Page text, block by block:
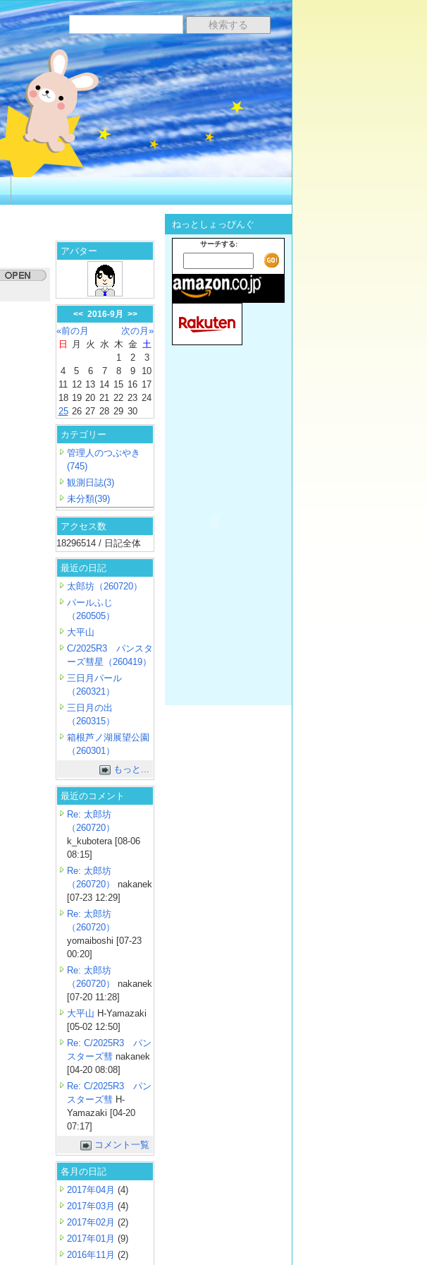
アバター
<< 2016-9月 >>
«前の月
次の月»
日
月 火 水 木 金 土
1
2
3
4
5 6 7 8 9
10
11 12 13 14 15 16 17
18 19 20 21 22 23 24
25 26 27 28 29 30
カテゴリー
管理人のつぶやき
(745)
観測日誌(3)
未分類(39)
アクセス数
18296514 / 日記全体
最近の日記
太郎坊（260720）
パールふじ
（260505）
大平山
C/2025R3 パンスタ
ーズ彗星（260419）
三日月パール
（260321）
三日月の出
（260315）
箱根芦ノ湖展望公園
（260301）
もっと...
最近のコメント
Re: 太郎坊
（260720）
k_kubotera [08-06
08:15]
Re: 太郎坊
（260720）
nakanek
[07-23 12:29]
Re: 太郎坊
（260720）
yomaiboshi [07-23
00:20]
Re: 太郎坊
（260720）
nakanek
[07-20 11:28]
大平山 H-Yamazaki
[05-02 12:50]
Re: C/2025R3 パン
スターズ彗 nakanek
[04-20 08:08]
Re: C/2025R3 パン
スターズ彗 H-
Yamazaki [04-20
07:17]
コメント一覧
各月の日記
2017年04月 (4)
2017年03月 (4)
2017年02月 (2)
2017年01月 (9)
2016年11月 (2)
ねっとしょっぴんぐ
サーチする: